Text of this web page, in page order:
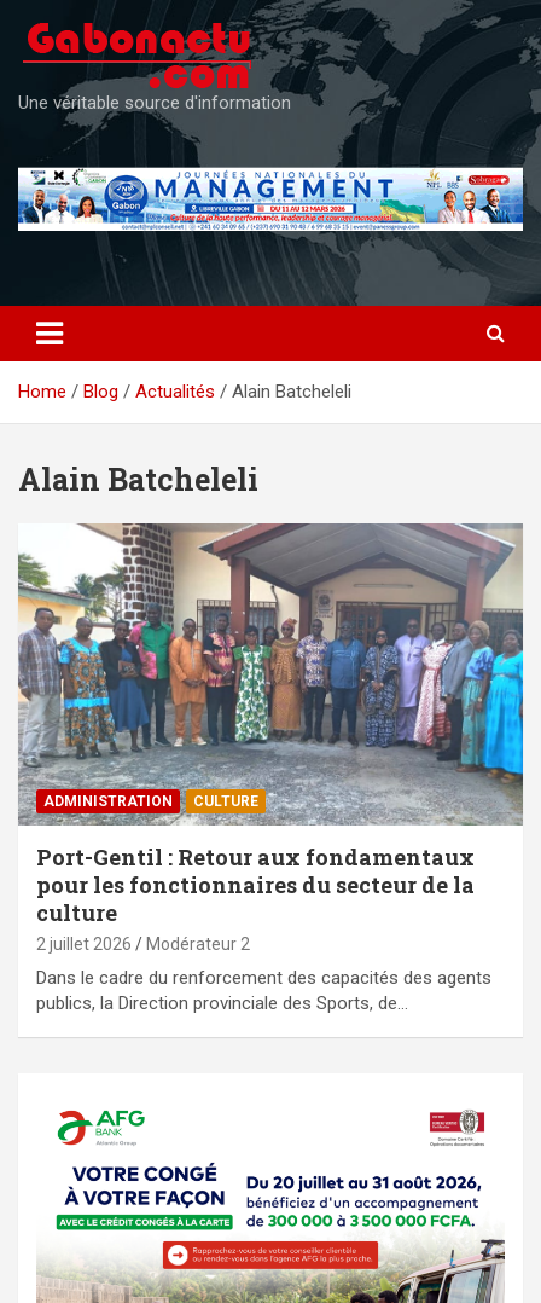
content
Une véritable source d'information
Home Blog Actualités Alain Batcheleli
Alain Batcheleli
ADMINISTRATION CULTURE
Port-Gentil : Retour aux fondamentaux
pour les fonctionnaires du secteur de la
culture
2 juillet 2026 Modérateur 2
Dans le cadre du renforcement des capacités des agents
publics, la Direction provinciale des Sports, de…